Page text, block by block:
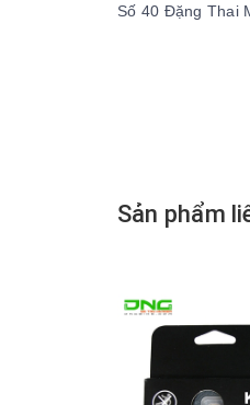
Số 40 Đặng Thai
Sản phẩm